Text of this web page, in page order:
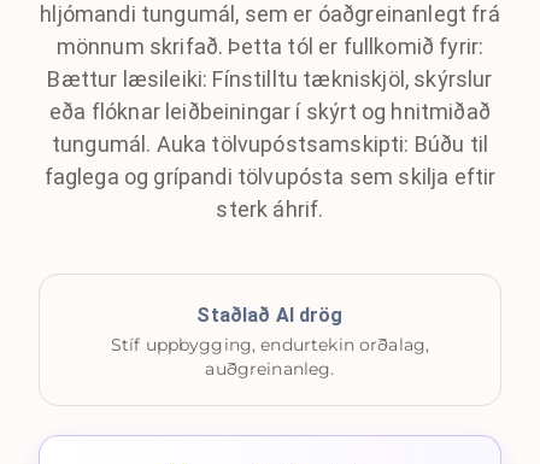
hljómandi tungumál, sem er óaðgreinanlegt frá
mönnum skrifað. Þetta tól er fullkomið fyrir:
Bættur læsileiki: Fínstilltu tækniskjöl, skýrslur
eða flóknar leiðbeiningar í skýrt og hnitmiðað
tungumál. Auka tölvupóstsamskipti: Búðu til
faglega og grípandi tölvupósta sem skilja eftir
sterk áhrif.
Staðlað AI drög
Stíf uppbygging, endurtekin orðalag,
auðgreinanleg.